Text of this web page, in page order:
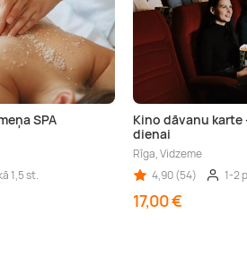
SPA
1,5 st.
Kino dāvanu
dienai
Rīga, Vidzeme
4,90 (54)
1-2
17,00 €